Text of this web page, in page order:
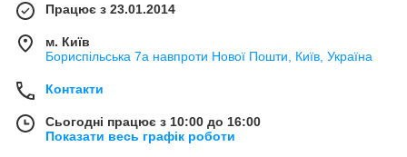
Працює з 23.01.2014
м. Київ
Бориспільська 7а навпроти Нової Пошти, Київ, Україна
Контакти
Сьогодні працює з 10:00 до 16:00
Показати весь графік роботи